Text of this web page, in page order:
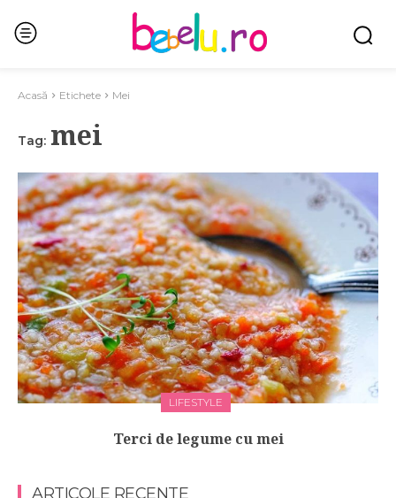
Acasă Etichete Mei
Tag: mei
LIFESTYLE
Terci de legume cu mei
ARTICOLE RECENTE